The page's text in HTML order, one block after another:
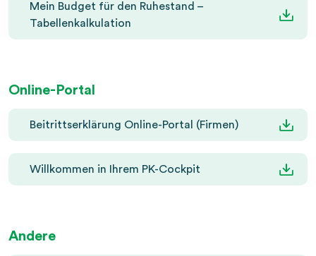
Mein Budget für den Ruhestand –
Tabellenkalkulation
Online-Portal
Beitrittserklärung Online-Portal (Firmen)
Willkommen in Ihrem PK-Cockpit
Andere